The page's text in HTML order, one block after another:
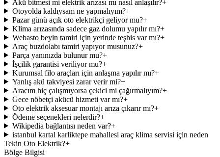
Akü bitmesi mi elektrik arızası mı nasıl anlaşılır?+
Otoyolda kaldıysam ne yapmalıyım?+
Pazar günü açık oto elektrikçi geliyor mu?+
Klima arızasında sadece gaz dolumu yapılır mı?+
Webasto beyin tamiri için yerinde teşhis var mı?+
Araç buzdolabı tamiri yapıyor musunuz?+
Parça yanınızda bulunur mu?+
İşçilik garantisi veriliyor mu?+
Kurumsal filo araçları için anlaşma yapılır mı?+
Yanlış akü takviyesi zarar verir mi?+
Aracım hiç çalışmıyorsa çekici mi çağırmalıyım?+
Gece nöbetçi akücü hizmeti var mı?+
Oto elektrik aksesuar montajı arıza çıkarır mı?+
Ödeme seçenekleri nelerdir?+
Wikipedia bağlantısı neden var?+
istanbul kartal karliktepe mahallesi araç klima servisi için neden
Tekin Oto Elektrik?+
Bölge Bilgisi